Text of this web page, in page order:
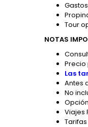
Tour
NOTAS
Las
Antes
No
Viajes